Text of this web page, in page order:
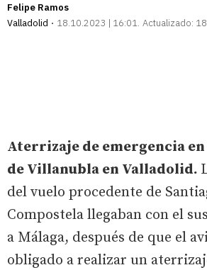
Felipe Ramos
Valladolid
18.10.2023 | 16:01 Actualizado:
Aterrizaje de emergencia
de Villanubla en Valladolid.
del vuelo procedente de
Compostela llegaban con el
a Málaga, después de que el
obligado a realizar un